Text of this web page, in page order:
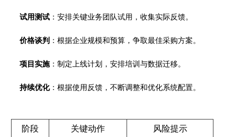
试用测试 ：安排关键业务团队试用，收集实际反馈。
价格谈判 ：根据企业规模和预算，争取最佳采购方案。
项目实施：制定上线计划，安排培训与数据迁移。
持续优化：根据使用反馈，不断调整和优化系统配置。
阶段 关键动作 风险提示